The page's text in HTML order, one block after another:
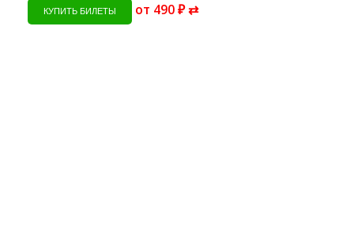
КУПИТЬ БИЛЕТЫ от 490 ₽ ⇄